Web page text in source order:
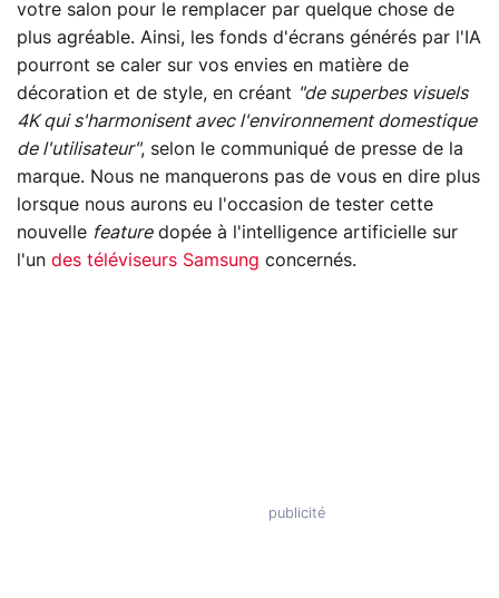
votre salon pour le remplacer par quelque chose de
plus agréable. Ainsi, les fonds d'écrans générés par l'IA
pourront se caler sur vos envies en matière de
décoration et de style, en créant "de superbes visuels
4K qui s'harmonisent avec l'environnement domestique
de l'utilisateur", selon le communiqué de presse de la
marque. Nous ne manquerons pas de vous en dire plus
lorsque nous aurons eu l'occasion de tester cette
nouvelle featuredopée à l'intelligence artificielle sur
l'un des téléviseurs Samsung concernés.